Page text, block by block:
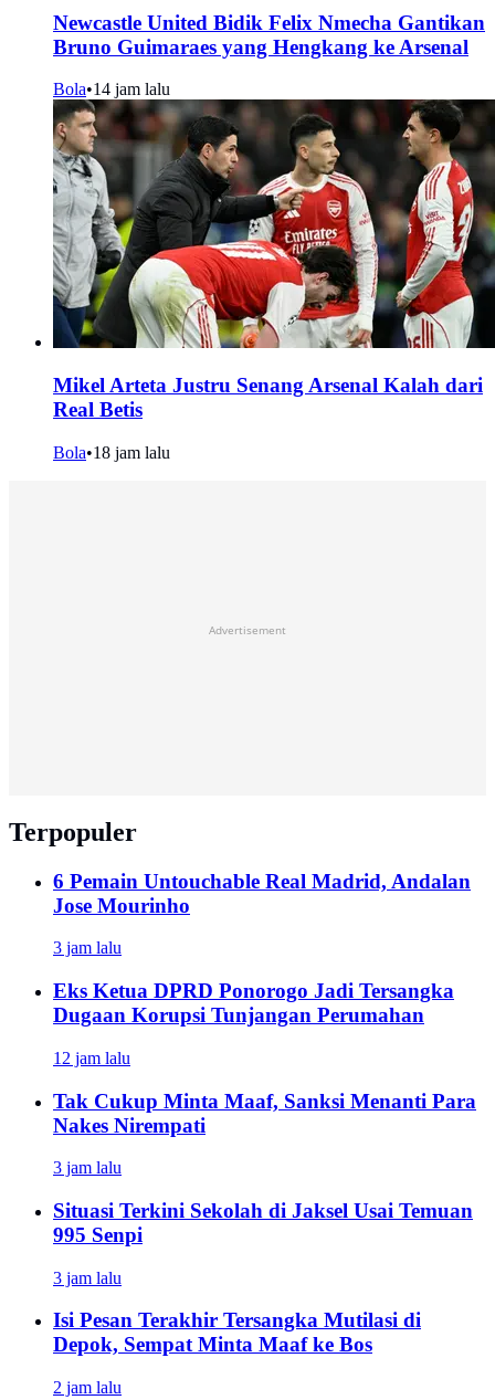
Newcastle United Bidik Felix Nmecha Gantikan
Bruno Guimaraes yang Hengkang ke Arsenal
Bola•14 jam lalu
Mikel Arteta Justru Senang Arsenal Kalah dari
Real Betis
Bola•18 jam lalu
Advertisement
Terpopuler
6 Pemain Untouchable Real Madrid, Andalan
Jose Mourinho
3 jam lalu
Eks Ketua DPRD Ponorogo Jadi Tersangka
Dugaan Korupsi Tunjangan Perumahan
12 jam lalu
Tak Cukup Minta Maaf, Sanksi Menanti Para
Nakes Nirempati
3 jam lalu
Situasi Terkini Sekolah di Jaksel Usai Temuan
995 Senpi
3 jam lalu
Isi Pesan Terakhir Tersangka Mutilasi di
Depok, Sempat Minta Maaf ke Bos
2 jam lalu